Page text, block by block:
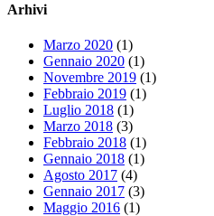
Arhivi
Marzo 2020 (1)
Gennaio 2020 (1)
Novembre 2019 (1)
Febbraio 2019 (1)
Luglio 2018 (1)
Marzo 2018 (3)
Febbraio 2018 (1)
Gennaio 2018 (1)
Agosto 2017 (4)
Gennaio 2017 (3)
Maggio 2016 (1)